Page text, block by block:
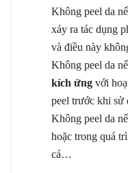
Không peel da
xảy ra tác dụng
và điều này
Không peel da
kích ứng với
peel trước khi sử
Không peel da
hoặc trong quá
cá…